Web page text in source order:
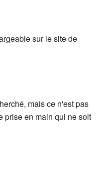
sur le site de
mais ce n'est pas
prise en main qui ne soit